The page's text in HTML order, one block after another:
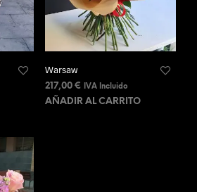
Warsaw
217,00 € IVA Incluido
AÑADIR AL CARRITO